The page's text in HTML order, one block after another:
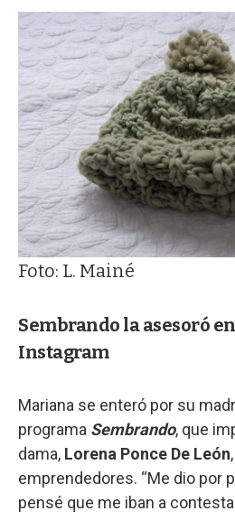
Foto: L. Mainé
Sembrando la asesoró
Instagram
Mariana se enteró por su
programa Sembrando, que
dama, Lorena Ponce De León
emprendedores. “Me dio por
pensé que me iban a